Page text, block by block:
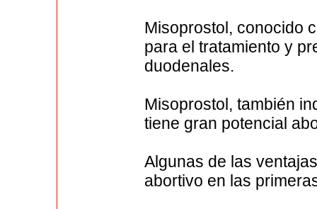
Misoprostol, conocido
para el tratamiento y
duodenales.
Misoprostol, también
tiene gran potencial
Algunas de las
abortivo en las